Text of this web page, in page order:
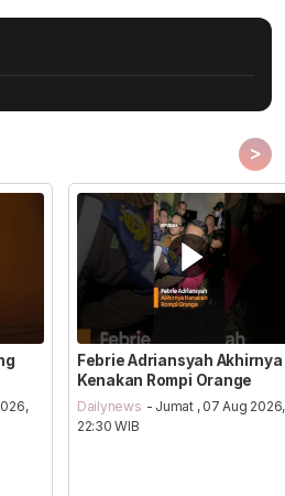
>
Febrie Adriansyah Akhirnya
Kenakan Rompi Orange
Dailynews - Jumat , 07 Aug 2026,
22:30 WIB